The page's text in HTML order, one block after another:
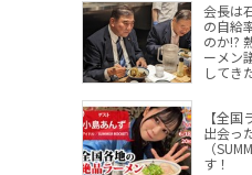
会長は
の自給
のか!?
ーメン
してき
【全
出会っ
（
す！